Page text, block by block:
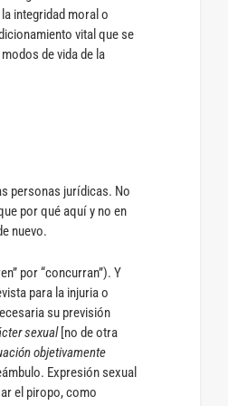
integridad moral o
vital que se
de vida de la
personas jurídicas. No
por qué aquí y no en
nuevo.
por “concurran”). Y
para la injuria o
su previsión
sexual[no de otra
objetivamente
Expresión sexual
el piropo, como